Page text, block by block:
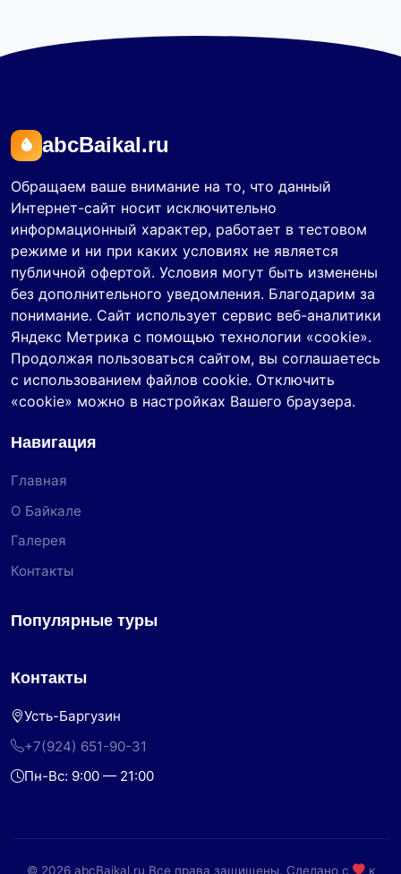
abcBaikal.ru
Обращаем ваше внимание на то, что данный
Интернет-сайт носит исключительно
информационный характер, работает в тестовом
режиме и ни при каких условиях не является
публичной офертой. Условия могут быть изменены
без дополнительного уведомления. Благодарим за
понимание. Сайт использует сервис веб-аналитики
Яндекс Метрика с помощью технологии «cookie».
Продолжая пользоваться сайтом, вы соглашаетесь
с использованием файлов cookie. Отключить
«cookie» можно в настройках Вашего браузера.
Навигация
Главная
О Байкале
Галерея
Контакты
Популярные туры
Контакты
Усть-Баргузин
+7(924) 651-90-31
Пн-Вс: 9:00 — 21:00
© 2026 abcBaikal.ru Все права защищены. Сделано с к